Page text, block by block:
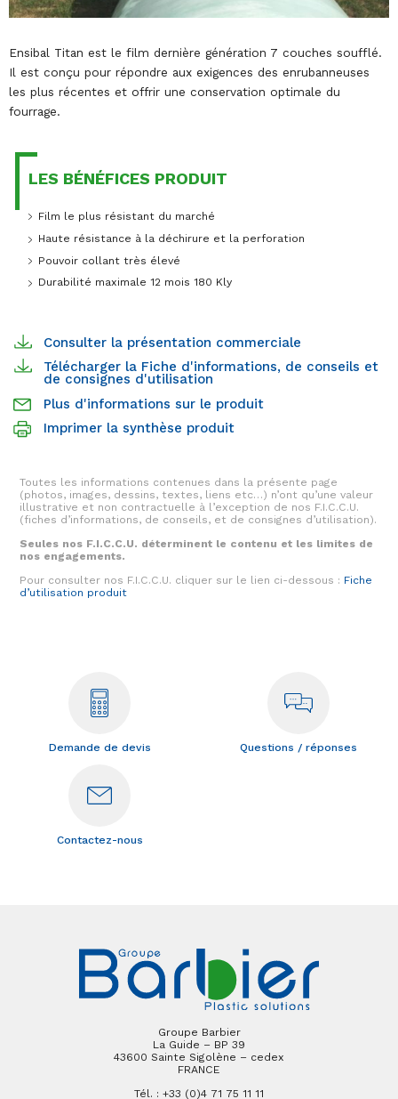
Ensibal Titan est le film dernière génération 7 couches soufflé.
Il est conçu pour répondre aux exigences des enrubanneuses
les plus récentes et offrir une conservation optimale du
fourrage.
LES BÉNÉFICES PRODUIT
Film le plus résistant du marché
Haute résistance à la déchirure et la perforation
Pouvoir collant très élevé
Durabilité maximale 12 mois 180 Kly
Consulter la présentation commerciale
Télécharger la Fiche d'informations, de conseils et
de consignes d'utilisation
Plus d'informations sur le produit
Imprimer la synthèse produit
Toutes les informations contenues dans la présente page
(photos, images, dessins, textes, liens etc…) n’ont qu’une valeur
illustrative et non contractuelle à l’exception de nos F.I.C.C.U.
(fiches d’informations, de conseils, et de consignes d’utilisation).
Seules nos F.I.C.C.U. déterminent le contenu et les limites de
nos engagements.
Pour consulter nos F.I.C.C.U. cliquer sur le lien ci-dessous : Fiche
d’utilisation produit
Demande de devis Questions / réponses
Contactez-nous
Groupe Barbier
La Guide – BP 39
43600 Sainte Sigolène – cedex
FRANCE
Tél. : +33 (0)4 71 75 11 11